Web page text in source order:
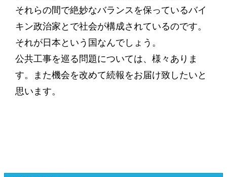
それらの間で絶妙なバランスを保っているバイ
キン政治家とで社会が構成されているのです。
それが日本という国なんでしょう。
公共工事を巡る問題については、様々ありま
す。また機会を改めて続報をお届け致したいと
思います。